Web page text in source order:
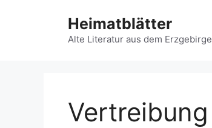
Heimatblätter
Alte Literatur aus dem Erzgebirge
Vertreibung